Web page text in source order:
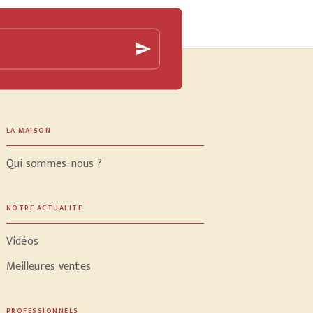
send
LA MAISON
Qui sommes-nous ?
NOTRE ACTUALITÉ
Vidéos
Meilleures ventes
PROFESSIONNELS